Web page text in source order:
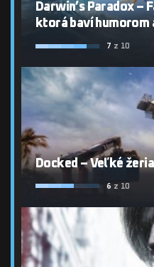
Darwin’s Paradox –
ktorá baví humorom
7 z 10
Docked – Veľké
6 z 10